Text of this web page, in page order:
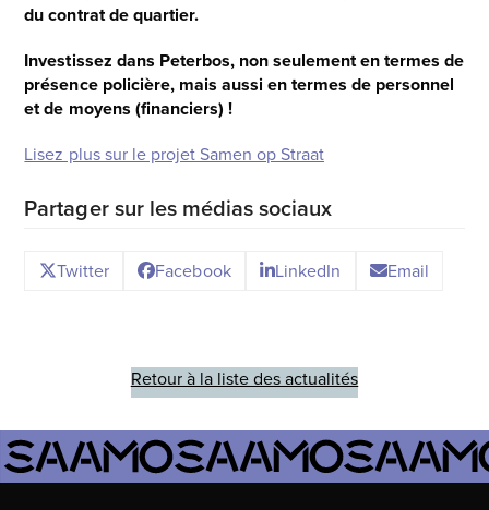
du contrat de quartier.
Investissez dans Peterbos, non seulement en termes de
présence policière, mais aussi en termes de personnel
et de moyens (financiers) !
Lisez plus sur le projet Samen op Straat
Partager sur les médias sociaux
Twitter Facebook LinkedIn Email
Retour à la liste des actualités